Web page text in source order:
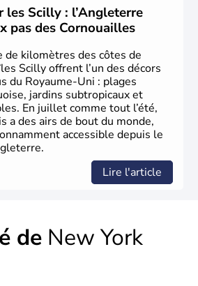
des quatre nations constitutives du
peuplée de plus de 50 millions
, et constitue à elle seule, près de
l’ensemble. Le pays s’est créé au
son nom desAngles
ces terres. Première démocratie
elle doit son développement à
siècle.
les Scilly : l’Angleterre
pas des Cornouailles
de kilomètres des côtes de
Scilly offrent l’un des décors
du Royaume-Uni : plages
jardins subtropicaux et
En juillet comme tout l’été,
a des airs de bout du monde,
accessible depuis le
Lire l'article
de New York